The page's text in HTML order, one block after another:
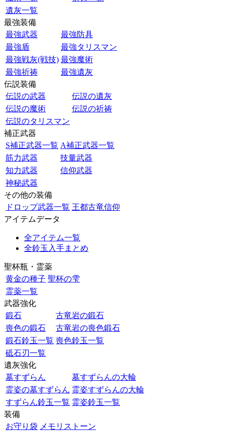
遺灰一覧
最強装備
最強武器
最強防具
最強盾
最強タリスマン
最強戦灰(戦技) 最強魔術
最強祈祷
最強遺灰
伝説装備
伝説の武器
伝説の遺灰
伝説の魔術
伝説の祈祷
伝説のタリスマン
補正武器
S補正武器一覧 A補正武器一覧
筋力武器
技量武器
知力武器
信仰武器
神秘武器
その他の装備
ドロップ武器一覧 王都古竜信仰
アイテムデータ
全アイテム一覧
全鈴玉入手まとめ
聖杯瓶・霊薬
黄金の種子 聖杯の雫
霊薬一覧
武器強化
鍛石
古竜岩の鍛石
喪色の鍛石
古竜岩の喪色鍛石
鍛石鈴玉一覧 喪色鈴玉一覧
砥石刃一覧
遺灰強化
墓すずらん
墓すずらんの大輪
霊姿の墓すずらん 霊姿すずらんの大輪
すずらん鈴玉一覧 霊姿鈴玉一覧
装備
お守り袋 メモリストーン